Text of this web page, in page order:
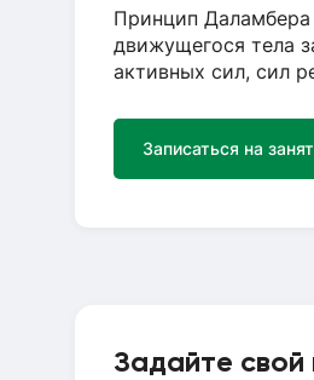
Принцип Даламбера
движущегося тела
активных сил, сил
Записаться на
Задайте свой